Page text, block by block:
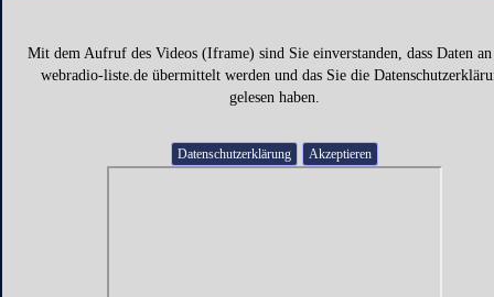
Mit dem Aufruf des Videos (Iframe) sind Sie einverstanden, dass Daten
webradio-liste.de übermittelt werden und das Sie die
gelesen haben.
Datenschutzerklärung